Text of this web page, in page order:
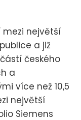
mezi největší
a již
českého
a
více než 10,5
největší
Siemens